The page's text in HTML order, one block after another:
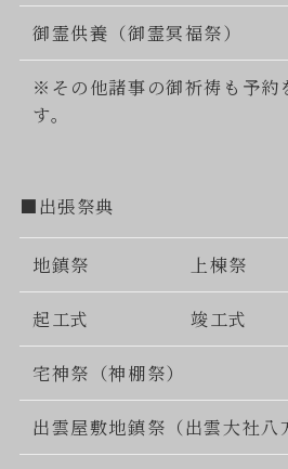
御霊供養（御霊冥福祭）
※その他諸事の御祈祷も予約
す。
■出張祭典
地鎮祭 上棟祭
起工式 竣工式
宅神祭（神棚祭）
出雲屋敷地鎮祭（出雲大社八